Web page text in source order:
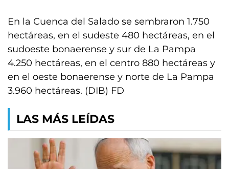
En la Cuenca del Salado se sembraron 1.750
hectáreas, en el sudeste 480 hectáreas, en el
sudoeste bonaerense y sur de La Pampa
4.250 hectáreas, en el centro 880 hectáreas y
en el oeste bonaerense y norte de La Pampa
3.960 hectáreas. (DIB) FD
LAS MÁS LEÍDAS